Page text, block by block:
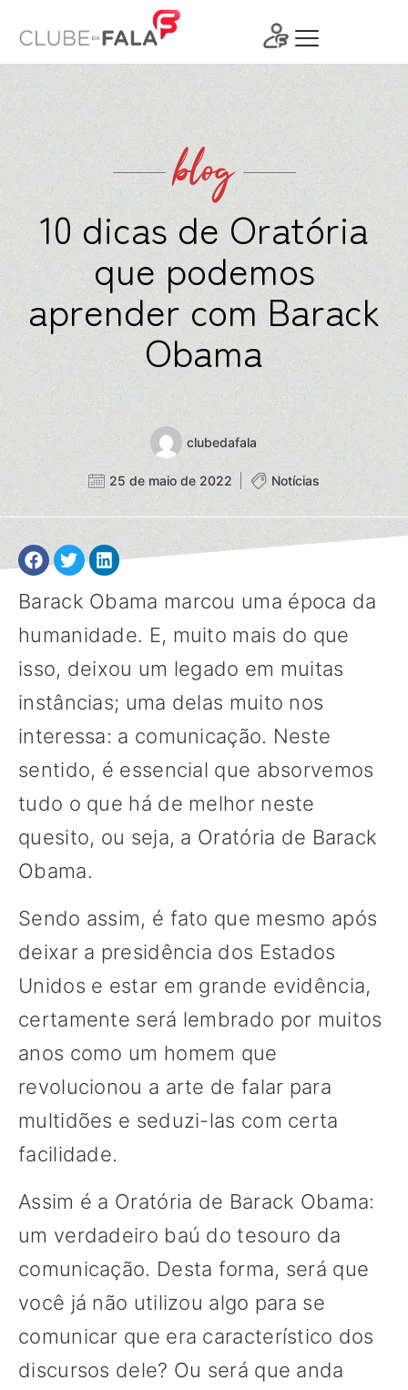
para
blog
10 dicas de Oratória
que podemos
aprender com Barack
Obama
clubedafala
25 de maio de 2022 Notícias
Barack Obama marcou uma época da
humanidade. E, muito mais do que
isso, deixou um legado em muitas
instâncias; uma delas muito nos
interessa: a comunicação. Neste
sentido, é essencial que absorvemos
tudo o que há de melhor neste
quesito, ou seja, a Oratória de Barack
Obama.
Sendo assim, é fato que mesmo após
deixar a presidência dos Estados
Unidos e estar em grande evidência,
certamente será lembrado por muitos
anos como um homem que
revolucionou a arte de falar para
multidões e seduzi-las com certa
facilidade.
Assim é a Oratória de Barack Obama:
um verdadeiro baú do tesouro da
comunicação. Desta forma, será que
você já não utilizou algo para se
comunicar que era característico dos
discursos dele? Ou será que anda